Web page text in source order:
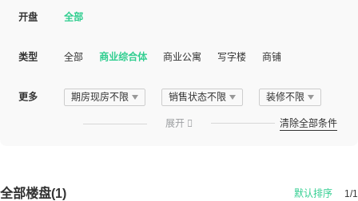
开盘 全部
类型 全部 商业综合体 商业公寓 写字楼 商铺
更多 期房现房不限 销售状态不限 装修不限
展开  清除全部条件
全部楼盘(1) 1/1
默认排序